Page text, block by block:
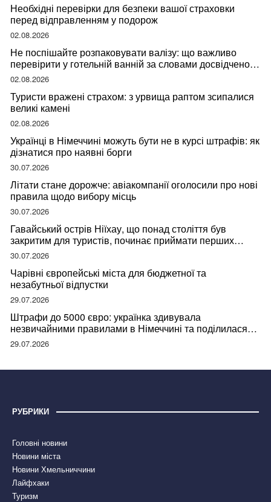
Необхідні перевірки для безпеки вашої страховки
перед відправленням у подорож
02.08.2026
Не поспішайте розпаковувати валізу: що важливо
перевірити у готельній ванній за словами досвідченої
мандрівниці
02.08.2026
Туристи вражені страхом: з урвища раптом зсипалися
великі камені
02.08.2026
Українці в Німеччині можуть бути не в курсі штрафів: як
дізнатися про наявні борги
30.07.2026
Літати стане дорожче: авіакомпанії оголосили про нові
правила щодо вибору місць
30.07.2026
Гавайський острів Ніїхау, що понад століття був
закритим для туристів, починає приймати перших
відвідувачів
30.07.2026
Чарівні європейські міста для бюджетної та
незабутньої відпустки
29.07.2026
Штрафи до 5000 євро: українка здивувала
незвичайними правилами в Німеччині та поділилася
правдою
29.07.2026
РУБРИКИ
Головні новини
Новини міста
Новини Хмельниччини
Лайфхаки
Туризм